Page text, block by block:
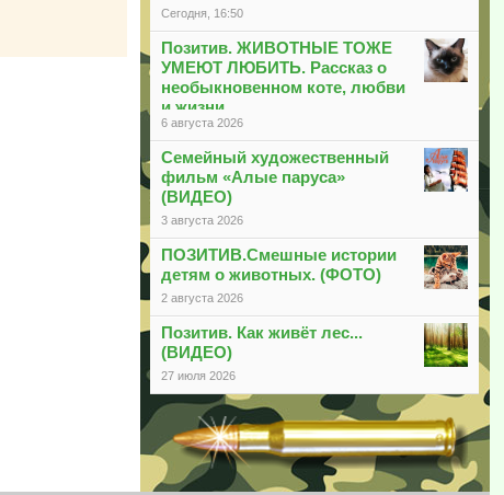
Сегодня, 16:50
Позитив. ЖИВОТНЫЕ ТОЖЕ
УМЕЮТ ЛЮБИТЬ. Рассказ о
необыкновенном коте, любви
и жизни
6 августа 2026
Семейный художественный
фильм «Алые паруса»
(ВИДЕО)
3 августа 2026
ПОЗИТИВ.Смешные истории
детям о животных. (ФОТО)
2 августа 2026
Позитив. Как живёт лес...
(ВИДЕО)
27 июля 2026